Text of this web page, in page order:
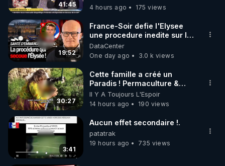
code : REGENERE10
▶ 30 jours gratuit sur l’application de méditation et
de bien-être ENVOL :
Rendez-vous sur
https://www.envol.app/code
le code : REGENERE
41:45 Pognon ?
4 hours ago
175 views
19:52
France-Soir defie l'Elysee
une procedure inedite sur la
sante du president - Nexus
DataCenter
One day ago
3.0 k views
30:27
Cette famille a créé un
Paradis ! Permaculture &
Autonomie
Il Y A Toujours L'Espoir
14 hours ago
190 views
3:41
Aucun effet secondaire !.
patatrak
19 hours ago
735 views